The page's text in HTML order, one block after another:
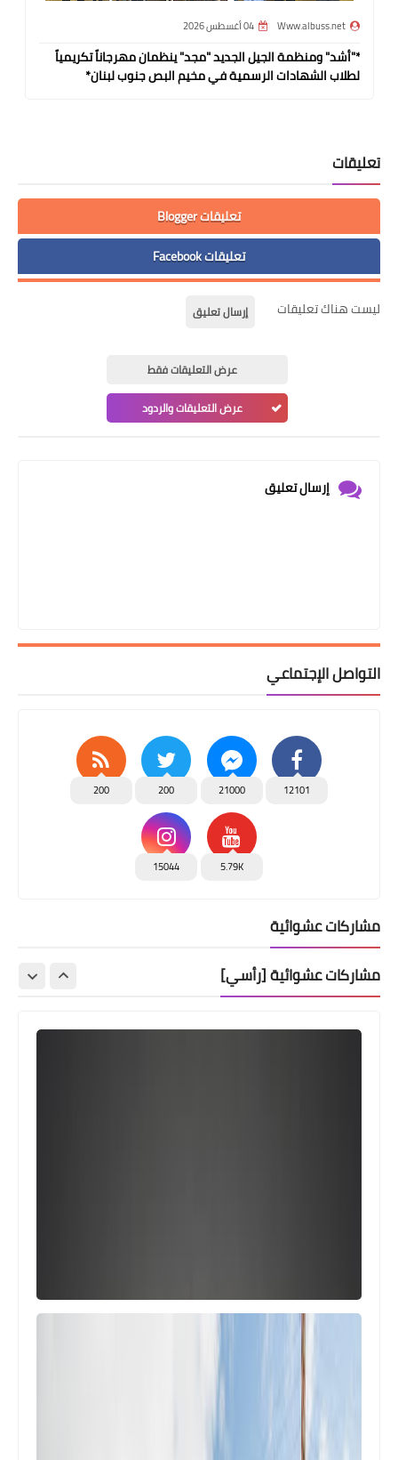
Www.albuss.net 04 أغسطس 2026
*"أشد" ومنظمة الجيل الجديد "مجد" ينظمان مهرجاناً تكريمياً
لطلاب الشهادات الرسمية في مخيم البص جنوب لبنان*
تعليقات
تعليقات Blogger
تعليقات Facebook
ليست هناك تعليقات إرسال تعليق
عرض التعليقات فقط
عرض التعليقات والردود
إرسال تعليق
التواصل الإجتماعي
12101
21000
200
200
5.79K
15044
مشاركات عشوائية
مشاركات عشوائية [رأسي]